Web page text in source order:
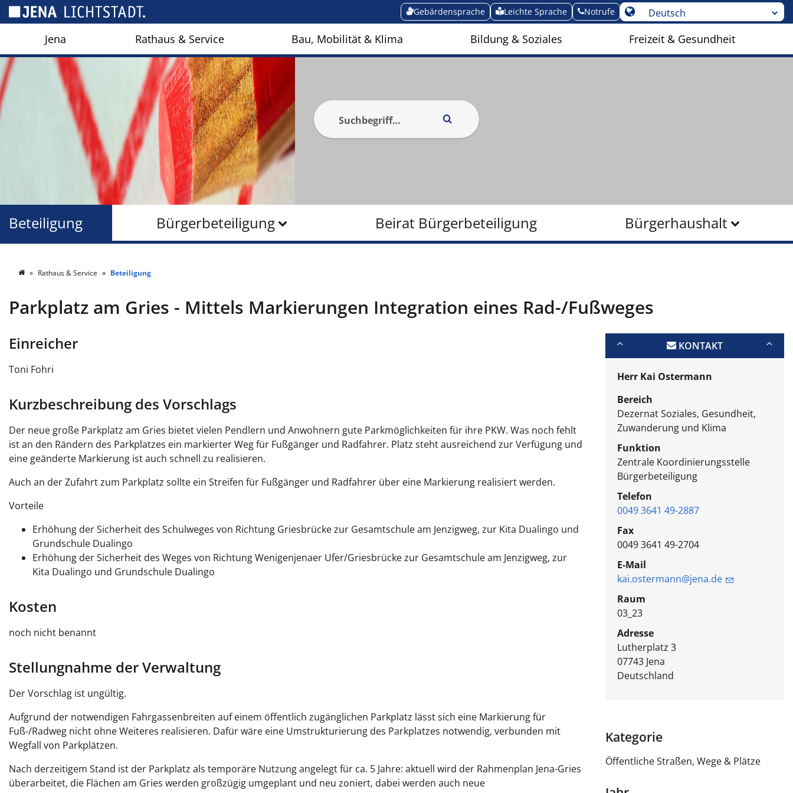
Gebärdensprache Leichte Sprache Notrufe
Jena Rathaus & Service Bau, Mobilität & Klima Bildung & Soziales Freizeit & Gesundheit
Bürgerbeteiligung Beirat Bürgerbeteiligung Bürgerhaushalt
Beteiligung
Rathaus & Service Beteiligung
Parkplatz am Gries - Mittels Markierungen Integration eines Rad-/Fußweges
Einreicher
Toni Fohri
Kurzbeschreibung des Vorschlags
Der neue große Parkplatz am Gries bietet vielen Pendlern und Anwohnern gute Parkmöglichkeiten für ihre PKW. Was noch fehlt
ist an den Rändern des Parkplatzes ein markierter Weg für Fußgänger und Radfahrer. Platz steht ausreichend zur Verfügung und
eine geänderte Markierung ist auch schnell zu realisieren.
Auch an der Zufahrt zum Parkplatz sollte ein Streifen für Fußgänger und Radfahrer über eine Markierung realisiert werden.
Vorteile
Erhöhung der Sicherheit des Schulweges von Richtung Griesbrücke zur Gesamtschule am Jenzigweg, zur Kita Dualingo und
Grundschule Dualingo
Erhöhung der Sicherheit des Weges von Richtung Wenigenjenaer Ufer/Griesbrücke zur Gesamtschule am Jenzigweg, zur
Kita Dualingo und Grundschule Dualingo
Kosten
noch nicht benannt
Stellungnahme der Verwaltung
Der Vorschlag ist ungültig.
Aufgrund der notwendigen Fahrgassenbreiten auf einem öffentlich zugänglichen Parkplatz lässt sich eine Markierung für
Fuß-/Radweg nicht ohne Weiteres realisieren. Dafür wäre eine Umstrukturierung des Parkplatzes notwendig, verbunden mit
Wegfall von Parkplätzen.
Nach derzeitigem Stand ist der Parkplatz als temporäre Nutzung angelegt für ca. 5 Jahre: aktuell wird der Rahmenplan Jena-Gries
überarbeitet, die Flächen am Gries werden großzügig umgeplant und neu zoniert, dabei werden auch neue
KONTAKT
Herr Kai Ostermann
Bereich
Dezernat Soziales, Gesundheit,
Zuwanderung und Klima
Funktion
Zentrale Koordinierungsstelle
Bürgerbeteiligung
Telefon
0049 3641 49-2887
Fax
0049 3641 49-2704
E-Mail
kai.ostermann@jena.de
Raum
03_23
Adresse
Lutherplatz 3
07743 Jena
Deutschland
Kategorie
Öffentliche Straßen, Wege & Plätze
Cookie-Einstellungen